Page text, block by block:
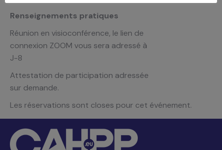
Renseignements pratiques
Réunion en visioconférence, le lien de
connexion ZOOM vous sera adressé à
J-8
Attestation de participation adressée
sur demande.
Les réservations sont closes pour cet événement.